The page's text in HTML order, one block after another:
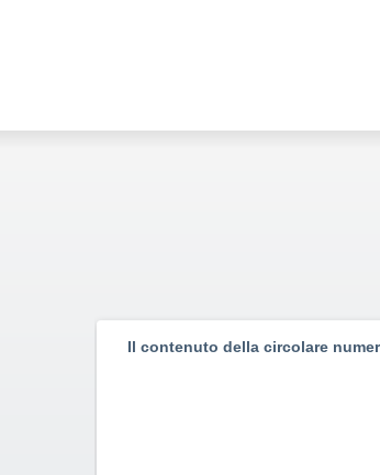
Il contenuto della circolare